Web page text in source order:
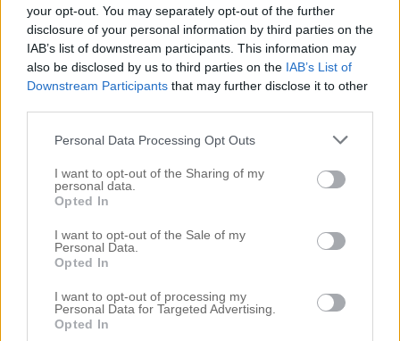
your opt-out. You may separately opt-out of the further
disclosure of your personal information by third parties on the
IAB’s list of downstream participants. This information may
also be disclosed by us to third parties on the IAB’s List of
Downstream Participants that may further disclose it to other
Personal Data Processing Opt Outs
I want to opt-out of the Sharing of my
personal data.
Opted In
I want to opt-out of the Sale of my
Personal Data.
Opted In
I want to opt-out of processing my
Personal Data for Targeted Advertising.
Opted In
Jag skulle bli helt överlycklig om jag vann den vita! Jag
gillar kläder från Odd Molly för deras mångsidighet. De
passar lika bra till festen som till vardagens klädsel. Men
jag känner mig aldrig så vardagsfin som när jag har på mig
en Odd Molly. Och alla vet ju att om man känner sig fin så
anna.weinberg@hotmail.comså kommer snart era nya
jackor hem till er!
Tusen tack
Mateusporslinför hela 10 000 kr!
Kategori :Okategoriserade
Share this article - choose your platform: